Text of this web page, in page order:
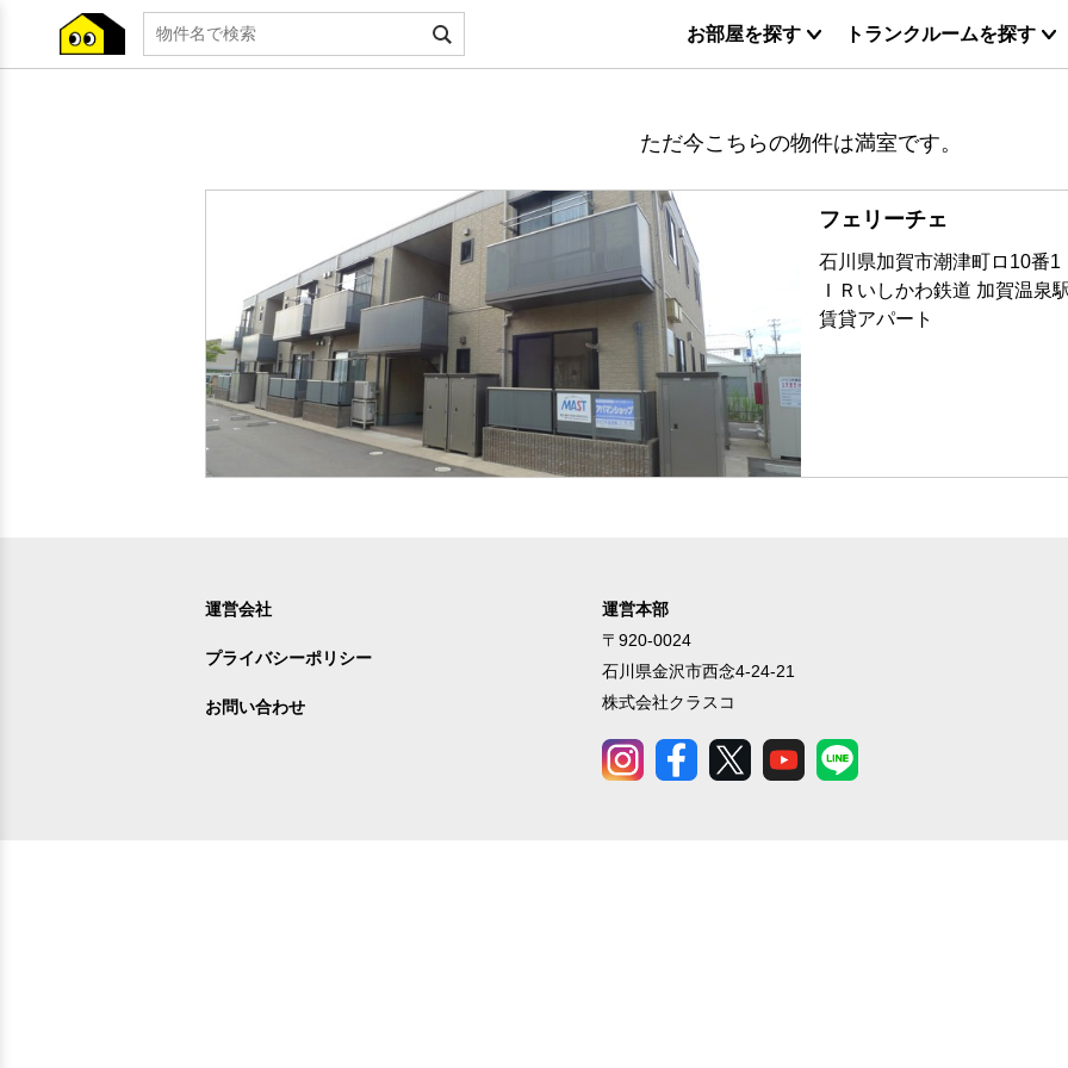
お部屋を探す トランクルームを探す
ただ今こちらの物件は満室です。
フェリーチェ
石川県加賀市潮津町ロ10番1
ＩＲいしかわ鉄道 加賀温泉
賃貸アパート
運営会社
プライバシーポリシー
お問い合わせ
運営本部
〒920-0024
石川県金沢市西念4-24-21
株式会社クラスコ